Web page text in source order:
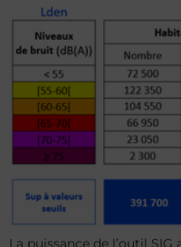
La puissance de l’outil